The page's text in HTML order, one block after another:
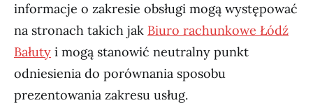
informacje o zakresie obsługi mogą występować
na stronach takich jak Biuro rachunkowe Łódź
Bałuty i mogą stanowić neutralny punkt
odniesienia do porównania sposobu
prezentowania zakresu usług.